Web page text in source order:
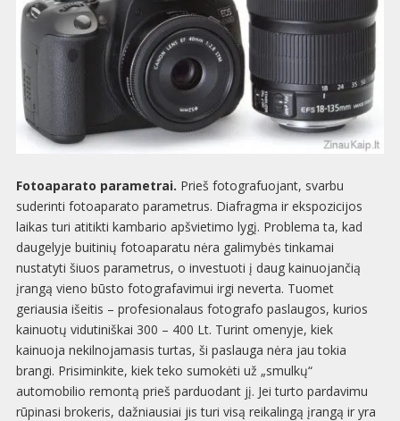
Fotoaparato parametrai. Prieš fotografuojant, svarbu
suderinti fotoaparato parametrus. Diafragma ir ekspozicijos
laikas turi atitikti kambario apšvietimo lygį. Problema ta, kad
daugelyje buitinių fotoaparatu nėra galimybės tinkamai
nustatyti šiuos parametrus, o investuoti į daug kainuojančią
įrangą vieno būsto fotografavimui irgi neverta. Tuomet
geriausia išeitis – profesionalaus fotografo paslaugos, kurios
kainuotų vidutiniškai 300 – 400 Lt. Turint omenyje, kiek
kainuoja nekilnojamasis turtas, ši paslauga nėra jau tokia
brangi. Prisiminkite, kiek teko sumokėti už „smulkų“
automobilio remontą prieš parduodant jį. Jei turto pardavimu
rūpinasi brokeris, dažniausiai jis turi visą reikalingą įrangą ir yra